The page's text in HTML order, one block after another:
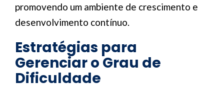
promovendo um ambiente de crescimento e
desenvolvimento contínuo.
Estratégias para
Gerenciar o Grau de
Dificuldade